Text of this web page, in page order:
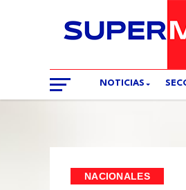
NOTICIAS
NACIONALES